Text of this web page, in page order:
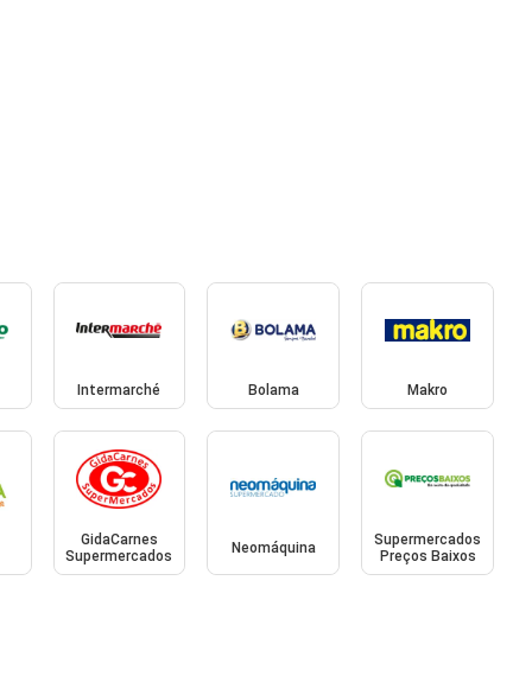
Intermarché Bolama Makro
GidaCarnes
Supermercados
Neomáquina
Supermercados
Preços Baixos